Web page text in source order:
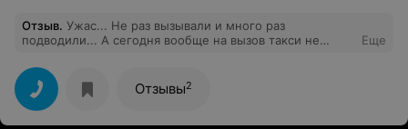
Отзыв. Ужас... Не раз вызывали и много раз
подводили... А сегодня вообще на вызов такси не
что она много раз звонила нам на номер и не
попадала, потом сказала, что водитель нам звонил, не
дозвонился и даже успел приехать, хотя мы никакого
водителя в глаза не видели.Такси заказывали, чтобы
Еще
Отзывы2